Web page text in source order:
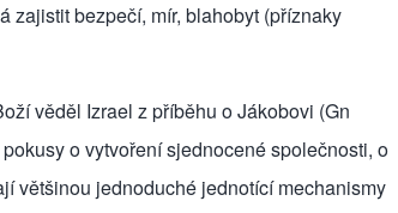
zajistit bezpečí, mír, blahobyt (příznaky
věděl Izrael z příběhu o Jákobovi (Gn
o vytvoření sjednocené společnosti, o
většinou jednoduché jednotící mechanismy